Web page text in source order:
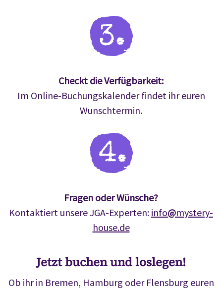
Checkt die Verfügbarkeit:
Im Online-Buchungskalender findet ihr euren
Wunschtermin.
Fragen oder Wünsche?
Kontaktiert unsere JGA-Experten: info@mystery-
house.de
Jetzt buchen und loslegen!
Ob ihr in Bremen, Hamburg oder Flensburg euren